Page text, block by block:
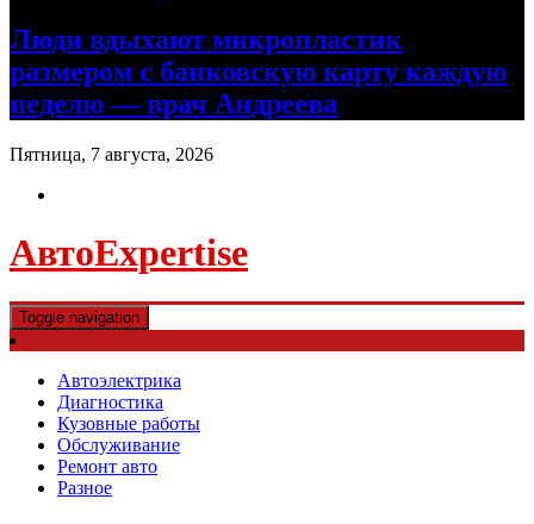
Люди вдыхают микропластик
размером с банковскую карту каждую
неделю — врач Андреева
Пятница, 7 августа, 2026
АвтоExpertise
Toggle navigation
Автоэлектрика
Диагностика
Кузовные работы
Обслуживание
Ремонт авто
Разное